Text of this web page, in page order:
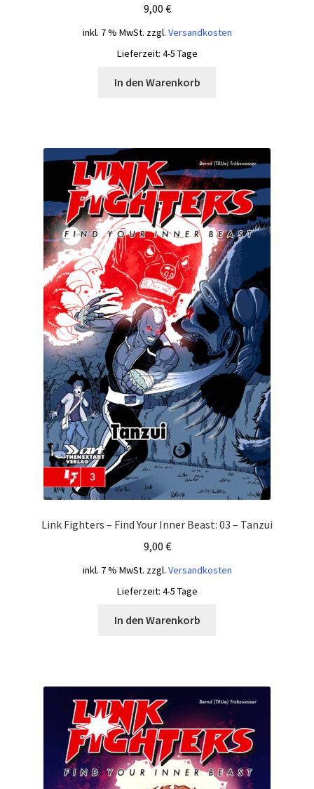
9,00 €
inkl. 7 % MwSt. zzgl. Versandkosten
Lieferzeit: 4-5 Tage
In den Warenkorb
Link Fighters – Find Your Inner Beast: 03 – Tanzui
9,00 €
inkl. 7 % MwSt. zzgl. Versandkosten
Lieferzeit: 4-5 Tage
In den Warenkorb